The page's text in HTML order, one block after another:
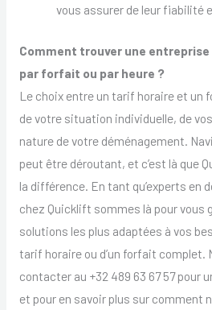
vous assurer de leur fiabilité
Comment trouver une
par forfait ou par heure ?
Le choix entre un tarif horaire et un
de votre situation individuelle, de
nature de votre déménagement.
peut être déroutant, et c’est là que
la différence. En tant qu’experts en
chez Quicklift sommes là pour vous
solutions les plus adaptées à vos
tarif horaire ou d’un forfait complet.
contacter au +32 489 63 67 57 pour
et pour en savoir plus sur comment